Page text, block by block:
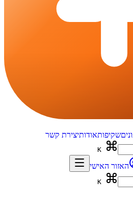
שקיפותאודותיצירת קשר
האזור האישי